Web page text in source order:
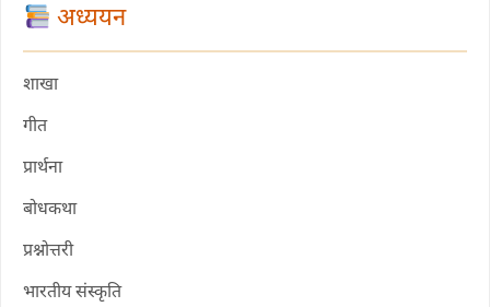
अध्ययन
शाखा
गीत
प्रार्थना
बोधकथा
प्रश्नोत्तरी
भारतीय संस्कृति